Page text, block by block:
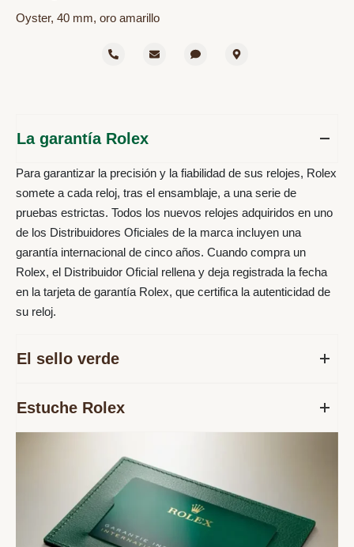
Oyster, 40 mm, oro amarillo
La garantía Rolex
Para garantizar la precisión y la fiabilidad de sus relojes, Rolex
somete a cada reloj, tras el ensamblaje, a una serie de
pruebas estrictas. Todos los nuevos relojes adquiridos en uno
de los Distribuidores Oficiales de la marca incluyen una
garantía internacional de cinco años. Cuando compra un
Rolex, el Distribuidor Oficial rellena y deja registrada la fecha
en la tarjeta de garantía Rolex, que certifica la autenticidad de
su reloj.
El sello verde
Estuche Rolex